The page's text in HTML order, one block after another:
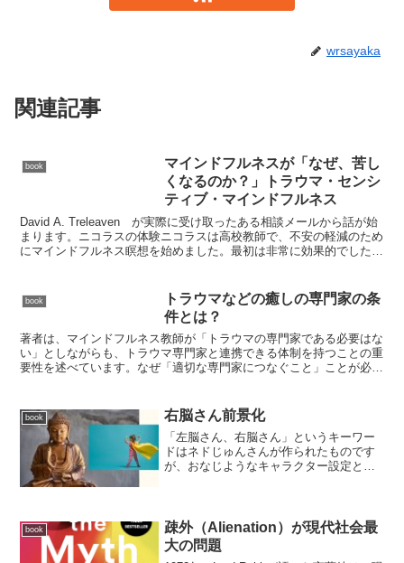
wrsayaka
関連記事
book
マインドフルネスが「なぜ、苦し
くなるのか？」トラウマ・センシ
ティブ・マインドフルネス
David A. Treleaven が実際に受け取ったある相談メールから話が始
まります。ニコラスの体験ニコラスは高校教師で、不安の軽減のため
にマインドフルネス瞑想を始めました。最初は非常に効果的でした。
book
トラウマなどの癒しの専門家の条
件とは？
著者は、マインドフルネス教師が「トラウマの専門家である必要はな
い」としながらも、トラウマ専門家と連携できる体制を持つことの重
要性を述べています。なぜ「適切な専門家につなぐこと」ことが必要
book 右脳さん前景化
「左脳さん、右脳さん」というキーワー
ドはネドじゅんさんが作られたものです
が、おなじようなキャラクター設定とし
ラ1 左脳思考...
book
疎外（Alienation）が現代社会最
大の問題